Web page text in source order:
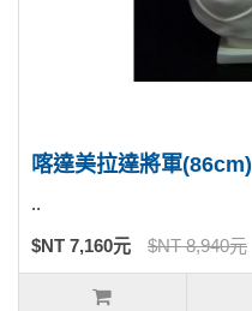
喀達美拉達將軍(86cm)
..
$NT 7,160元 $NT 8,940元